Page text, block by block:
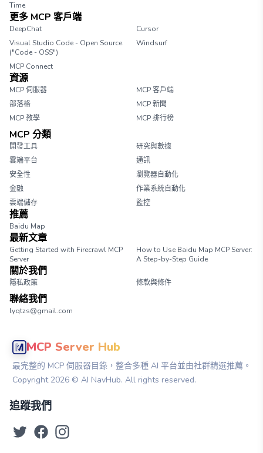
Time
更多 MCP 客戶端
DeepChat
Cursor
Visual Studio Code - Open Source
("Code - OSS")
Windsurf
MCP Connect
資源
MCP 伺服器
MCP 客戶端
部落格
MCP 新聞
MCP 教學
MCP 排行榜
MCP 分類
開發工具
研究與數據
雲端平台
通訊
安全性
瀏覽器自動化
金融
作業系統自動化
雲端儲存
監控
推薦
Baidu Map
最新文章
Getting Started with Firecrawl MCP
Server
How to Use Baidu Map MCP Server:
A Step-by-Step Guide
關於我們
隱私政策 條款與條件
聯絡我們
lyqtzs@gmail.com
MCP Server Hub
最完整的 MCP 伺服器目錄，整合多種 AI 平台並由社群精選推薦。
Copyright 2026© AI NavHub. All rights reserved.
追蹤我們